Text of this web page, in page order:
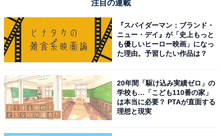
注目の連載
『スパイダーマン：ブランド・
ニュー・デイ』が「史上もっと
も優しいヒーロー映画」になっ
た理由。予習したい作品は？
20年間「駆け込み実績ゼロ」の
学校も…「こども110番の家」
は本当に必要？ PTAが直面する
理想と現実